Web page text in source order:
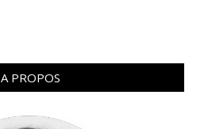
A PROPOS